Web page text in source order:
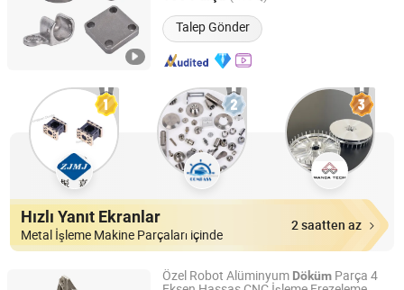
Talep Gönder
Hızlı Yanıt Ekranlar
Metal İşleme Makine Parçaları içinde
2 saatten az
Özel Robot Alüminyum Döküm Parça 4